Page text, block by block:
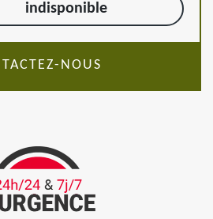
indisponible
NOUS